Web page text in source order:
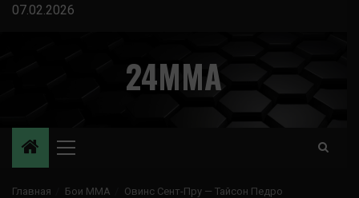
Перейти
07.02.2026
24MMA
Основное
Главная Бои ММА Овинс Сент-Пру — Тайсон Педро